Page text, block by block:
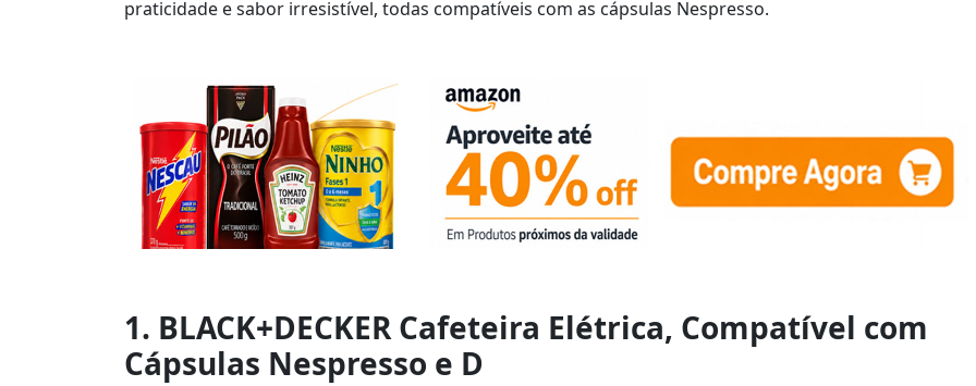
praticidade e sabor irresistível, todas compatíveis com as cápsulas Nespresso.
1. BLACK+DECKER Cafeteira Elétrica, Compatível com
Cápsulas Nespresso e D